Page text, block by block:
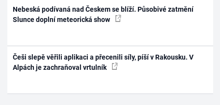
Nebeská podívaná nad Českem se blíží. Působivé zatmění
Slunce doplní meteorická show
Češi slepě věřili aplikaci a přecenili síly, píší v Rakousku. V
Alpách je zachraňoval vrtulník